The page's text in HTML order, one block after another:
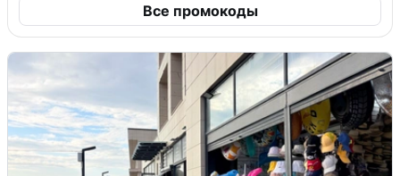
Все промокоды